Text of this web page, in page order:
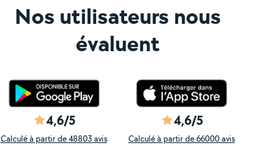
Nos utilisateurs nous
évaluent
4,6/5
Calculé à partir de 48803 avis
4,6/5
Calculé à partir de 66000 avis